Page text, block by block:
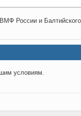
России и
условиям.